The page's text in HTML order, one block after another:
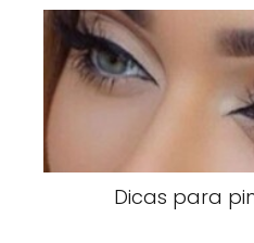
Dicas para